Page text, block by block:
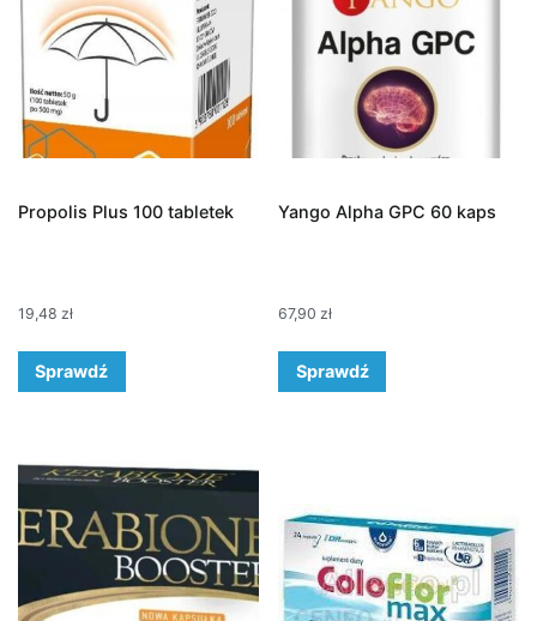
Propolis Plus 100 tabletek
19,48 zł
Sprawdź
Yango Alpha GPC 60 kaps
67,90 zł
Sprawdź